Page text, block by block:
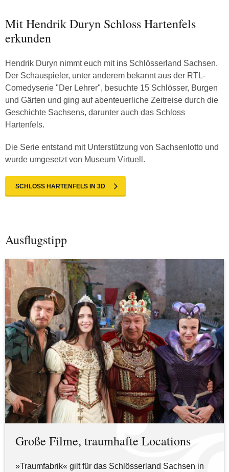
Mit Hendrik Duryn Schloss Hartenfels
erkunden
Hendrik Duryn nimmt euch mit ins Schlösserland Sachsen.
Der Schauspieler, unter anderem bekannt aus der RTL-
Comedyserie "Der Lehrer", besuchte 15 Schlösser, Burgen
und Gärten und ging auf abenteuerliche Zeitreise durch die
Geschichte Sachsens, darunter auch das Schloss
Hartenfels.
Die Serie entstand mit Unterstützung von Sachsenlotto und
wurde umgesetzt von Museum Virtuell.
SCHLOSS HARTENFELS IN 3D
Ausflugstipp
Große Filme, traumhafte Locations
»Traumfabrik« gilt für das Schlösserland Sachsen in